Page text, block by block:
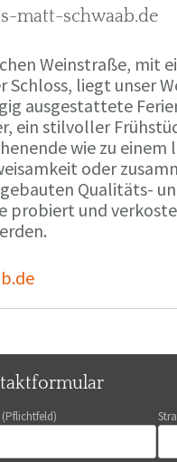
matt-schwaab.de
Weinstraße, mit
liegt unser
ausgestattete
ein stilvoller
wie zu
oder
Qualitäts-
probiert und